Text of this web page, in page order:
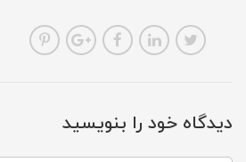
دیدگاه خود را بنویسید